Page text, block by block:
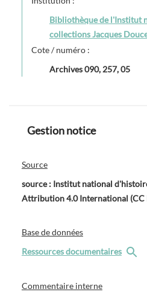
Bibliothèque de l'Institut
collections Jacques
Cote / numéro :
Archives 090, 257, 05
Gestion notice
Source
source : Institut national
Attribution 4.0 International (CC
Base de données
Ressources documentaires
Commentaire interne